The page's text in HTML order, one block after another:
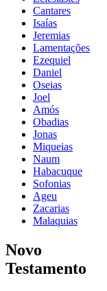
Cantares
Isaías
Jeremias
Lamentações
Ezequiel
Daniel
Oseias
Joel
Amós
Obadias
Jonas
Miqueias
Naum
Habacuque
Sofonias
Ageu
Zacarias
Malaquias
Novo
Testamento